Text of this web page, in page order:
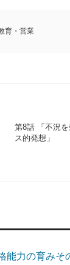
育・営業
第8話 「不況
ス的発想」
能力の育み